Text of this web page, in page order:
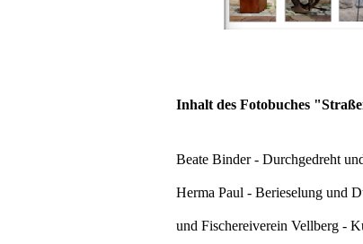
Inhalt des Fotobuches
Beate Binder - Durchgedreht
Herma Paul - Berieselung und
und Fischereiverein Vellberg -